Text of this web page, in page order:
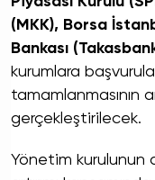
(MKK), Borsa
Bankası
kurumlara
tamamlanmasının
gerçekleştirilecek.
Yönetim kurulunun